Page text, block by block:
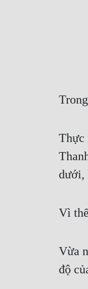
Thực
dưới,
Vì
Vừa
độ